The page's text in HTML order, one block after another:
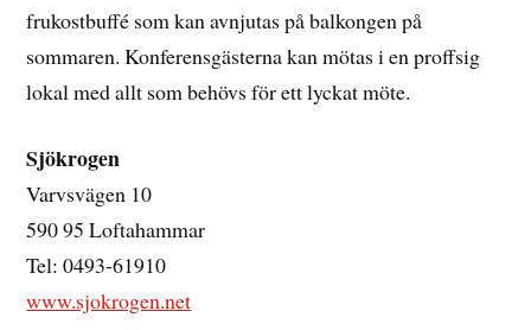
frukostbuffé som kan avnjutas på balkongen på
sommaren. Konferensgästerna kan mötas i en proffsig
lokal med allt som behövs för ett lyckat möte.
Sjökrogen
Varvsvägen 10
590 95 Loftahammar
Tel: 0493-61910
www.sjokrogen.net